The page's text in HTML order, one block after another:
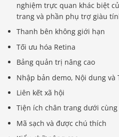
nghiệm trực quan khác biệt
trang và phần phụ trợ giàu
Thanh bên không giới hạn
Tối ưu hóa Retina
Bảng quản trị nâng cao
Nhập bản demo, Nội dung
Liên kết xã hội
Tiện ích chân trang dưới cùng
Mã sạch và được chú thích